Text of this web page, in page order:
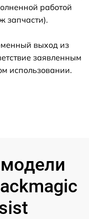
работой
запчасти).
выход из
заявленным
использовании.